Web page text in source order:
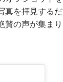
真を拝見するだ
賛の声が集まり